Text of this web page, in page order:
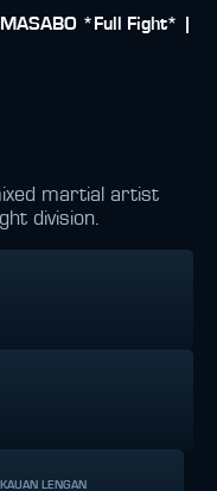
*Full Fight* |
martial artist
division.
LENGAN